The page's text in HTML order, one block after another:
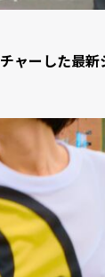
ャーした最